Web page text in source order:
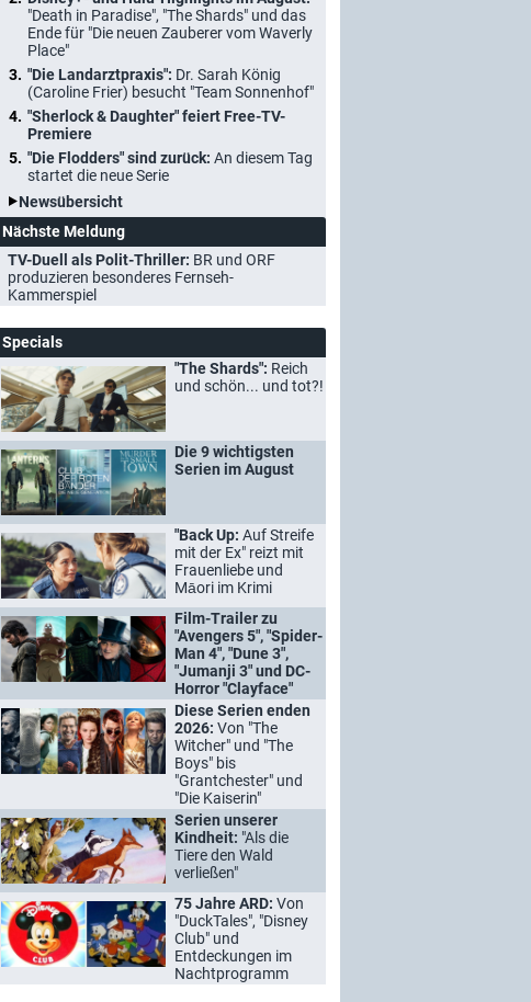
"Death in Paradise", "The Shards" und das
Ende für "Die neuen Zauberer vom Waverly
Place"
"Die Landarztpraxis": Dr. Sarah König
(Caroline Frier) besucht "Team Sonnenhof"
"Sherlock & Daughter" feiert Free-TV-
Premiere
"Die Flodders" sind zurück: An diesem Tag
startet die neue Serie
Newsübersicht
Nächste Meldung
TV-Duell als Polit-Thriller: BR und ORF
produzieren besonderes Fernseh-
Kammerspiel
Specials
"The Shards": Reich
und schön... und tot?!
Die 9 wichtigsten
Serien im August
"Back Up: Auf Streife
mit der Ex" reizt mit
Frauenliebe und
Māori im Krimi
Film-Trailer zu
"Avengers 5", "Spider-
Man 4", "Dune 3",
"Jumanji 3" und DC-
Horror "Clayface"
Diese Serien enden
2026: Von "The
Witcher" und "The
Boys" bis
"Grantchester" und
"Die Kaiserin"
Serien unserer
Kindheit: "Als die
Tiere den Wald
verließen"
75 Jahre ARD: Von
"DuckTales", "Disney
Club" und
Entdeckungen im
Nachtprogramm